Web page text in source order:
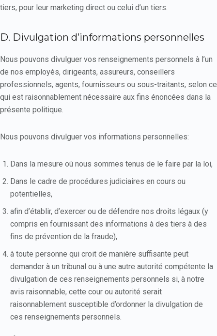
tiers, pour leur marketing direct ou celui d’un tiers.
D. Divulgation d’informations personnelles
Nous pouvons divulguer vos renseignements personnels à l’un
de nos employés, dirigeants, assureurs, conseillers
professionnels, agents, fournisseurs ou sous-traitants, selon ce
qui est raisonnablement nécessaire aux fins énoncées dans la
présente politique.
Nous pouvons divulguer vos informations personnelles:
Dans la mesure où nous sommes tenus de le faire par la loi,
Dans le cadre de procédures judiciaires en cours ou
potentielles,
afin d’établir, d’exercer ou de défendre nos droits légaux (y
compris en fournissant des informations à des tiers à des
fins de prévention de la fraude),
à toute personne qui croit de manière suffisante peut
demander à un tribunal ou à une autre autorité compétente la
divulgation de ces renseignements personnels si, à notre
avis raisonnable, cette cour ou autorité serait
raisonnablement susceptible d’ordonner la divulgation de
ces renseignements personnels.